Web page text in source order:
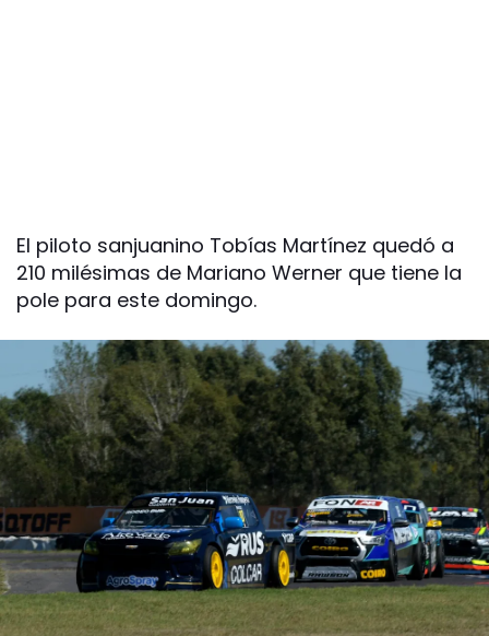
El piloto sanjuanino Tobías Martínez quedó a
210 milésimas de Mariano Werner que tiene la
pole para este domingo.